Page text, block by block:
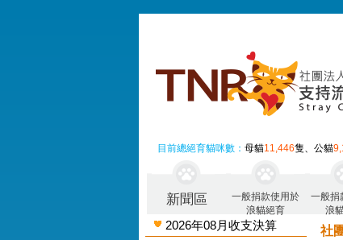
目前總絕育貓咪數： 母貓11,446隻、公貓
新聞區
一般捐款使用於
浪貓絕育
一般捐
浪
2026年08月收支決算
社